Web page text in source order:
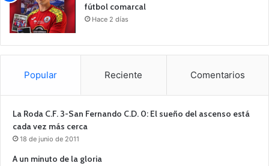
fútbol comarcal
Hace 2 días
Popular Reciente Comentarios
La Roda C.F. 3-San Fernando C.D. 0: El sueño del ascenso está
cada vez más cerca
18 de junio de 2011
A un minuto de la gloria